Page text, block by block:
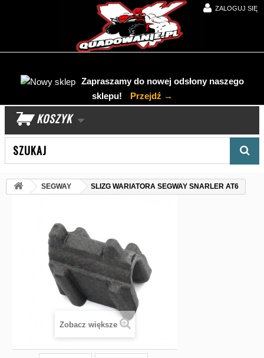
ZALOGUJ SIĘ
Zapraszamy do nowej odsłony naszego
sklepu!
Przejdź →
KOSZYK
SEGWAY SLIZG WARIATORA SEGWAY SNARLER AT6
Zobacz większe